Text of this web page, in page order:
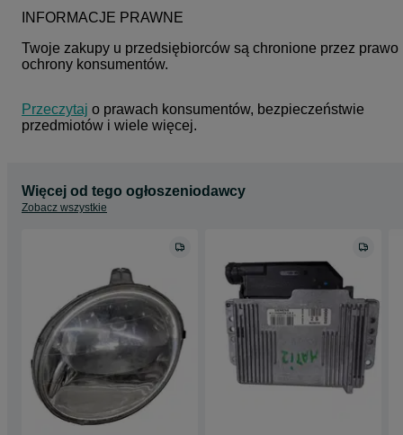
INFORMACJE PRAWNE
Twoje zakupy u przedsiębiorców są chronione przez prawo
ochrony konsumentów.
Przeczytaj o prawach konsumentów, bezpieczeństwie
przedmiotów i wiele więcej.
Więcej od tego ogłoszeniodawcy
Zobacz wszystkie